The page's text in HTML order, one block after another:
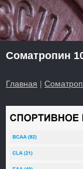
Cоматропин
Главная |